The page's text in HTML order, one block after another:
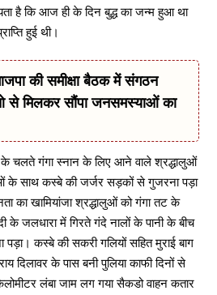
है कि आज ही के दिन बुद्ध का जन्म हुआ था
हुई थी।
की समीक्षा बैठक में संगठन
से मिलकर सौंपा जनसमस्याओं का
चलते गंगा स्नान के लिए आने वाले श्रद्धालुओं
के साथ कस्बे की जर्जर सड़कों से गुजरना पड़ा
का खामियांजा श्रद्धालुओं को गंगा तट के
के जलधारा में गिरते गंदे नालों के पानी के बीच
कस्बे की सकरी गलियों सहित मुराई बाग
दिलावर के पास बनी पुलिया काफी दिनों से
लंबा जाम लग गया सैकडो वाहन कतार